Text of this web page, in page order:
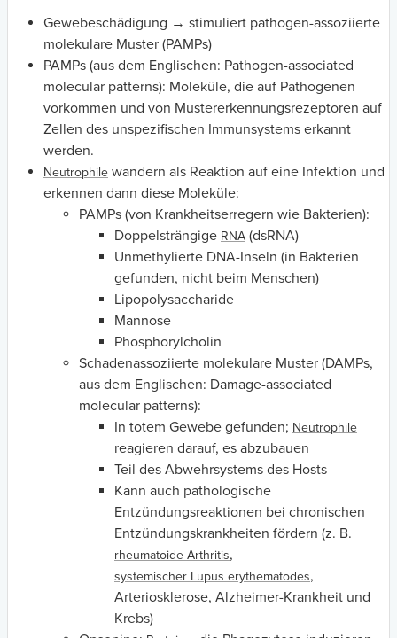
Gewebeschädigung → stimuliert pathogen-assoziierte
molekulare Muster (PAMPs)
PAMPs (aus dem Englischen: Pathogen-associated
molecular patterns): Moleküle, die auf Pathogenen
vorkommen und von Mustererkennungsrezeptoren auf
Zellen des unspezifischen Immunsystems erkannt
werden.
Neutrophile wandern als Reaktion auf eine Infektion und
erkennen dann diese Moleküle:
PAMPs (von Krankheitserregern wie Bakterien):
Doppelsträngige RNA (dsRNA)
Unmethylierte DNA-Inseln (in Bakterien
gefunden, nicht beim Menschen)
Lipopolysaccharide
Mannose
Phosphorylcholin
Schadenassoziierte molekulare Muster (DAMPs,
aus dem Englischen: Damage-associated
molecular patterns):
In totem Gewebe gefunden; Neutrophile
reagieren darauf, es abzubauen
Teil des Abwehrsystems des Hosts
Kann auch pathologische
Entzündungsreaktionen bei chronischen
Entzündungskrankheiten fördern (z. B.
rheumatoide Arthritis,
systemischer Lupus erythematodes,
Arteriosklerose, Alzheimer-Krankheit und
Krebs)